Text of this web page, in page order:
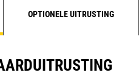
OPTIONELE UITRUSTING